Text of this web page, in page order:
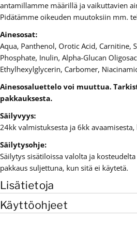
antamillamme määrillä ja vaikuttavien
Pidätämme oikeuden muutoksiin mm.
Ainesosat:
Aqua, Panthenol, Orotic Acid, Carnitine,
Phosphate, Inulin, Alpha-Glucan
Ethylhexylglycerin, Carbomer,
Ainesosaluettelo voi muuttua.
pakkauksesta.
Säilyvyys:
24kk valmistuksesta ja 6kk
Säilytysohje:
Säilytys sisätiloissa valolta ja
pakkaus suljettuna, kun sitä ei käytetä.
Lisätietoja
Käyttöohjeet